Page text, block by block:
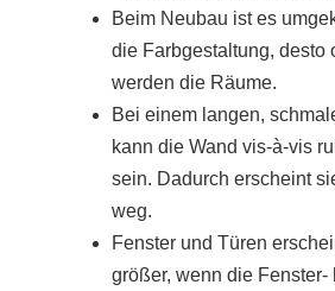
Beim Neubau ist es
die Farbgestaltung, desto
werden die Räume.
Bei einem langen,
kann die Wand vis-à-vis
sein. Dadurch erscheint
weg.
Fenster und Türen
größer, wenn die Fenster-